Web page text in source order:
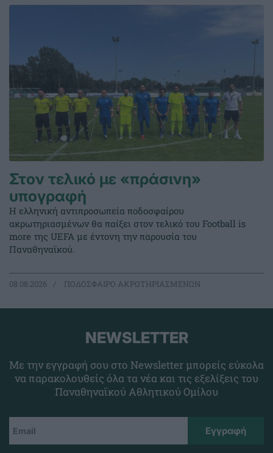
Στον τελικό με «πράσινη»
υπογραφή
Η ελληνική αντιπροσωπεία ποδοσφαίρου
ακρωτηριασμένων θα παίξει στον τελικό του Football is
more της UEFA με έντονη την παρουσία του
Παναθηναϊκού.
08.08.2026 ΠΟΔΟΣΦΑΙΡΟ ΑΚΡΩΤΗΡΙΑΣΜΕΝΩΝ
NEWSLETTER
Με την εγγραφή σου στο Newsletter μπορείς εύκολα
να παρακολουθείς όλα τα νέα και τις εξελίξεις του
Παναθηναϊκού Αθλητικού Ομίλου